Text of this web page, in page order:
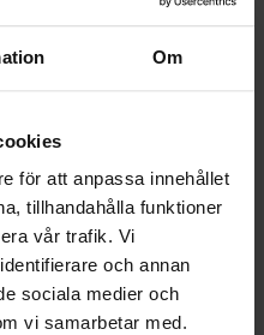
Om
för att anpassa innehållet
tillhandahålla funktioner
vår trafik. Vi
och annan
sociala medier och
vi samarbetar med.